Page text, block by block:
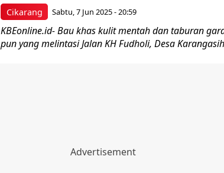
Cikarang Sabtu, 7 Jun 2025 - 20:59
KBEonline.id- Bau khas kulit mentah dan taburan
pun yang melintasi Jalan KH Fudholi, Desa